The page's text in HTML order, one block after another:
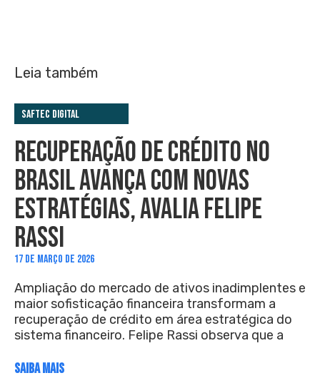
Leia também
Saftec Digital
RECUPERAÇÃO DE CRÉDITO NO
BRASIL AVANÇA COM NOVAS
ESTRATÉGIAS, AVALIA FELIPE
RASSI
17 DE MARÇO DE 2026
Ampliação do mercado de ativos inadimplentes e
maior sofisticação financeira transformam a
recuperação de crédito em área estratégica do
sistema financeiro. Felipe Rassi observa que a
SAIBA MAIS